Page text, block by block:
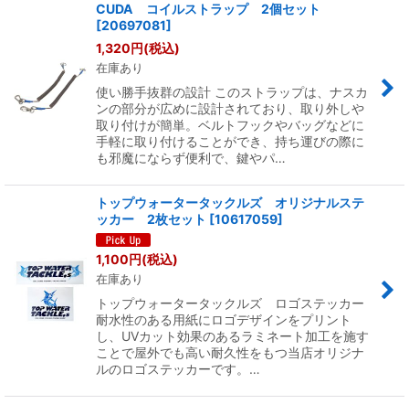
CUDA コイルストラップ 2個セット
[20697081]
1,320円(税込)
在庫あり
使い勝手抜群の設計 このストラップは、ナスカ
ンの部分が広めに設計されており、取り外しや
取り付けが簡単。ベルトフックやバッグなどに
手軽に取り付けることができ、持ち運びの際に
も邪魔にならず便利で、鍵やパ…
トップウォータータックルズ オリジナルステ
ッカー 2枚セット [10617059]
1,100円(税込)
在庫あり
トップウォータータックルズ ロゴステッカー
耐水性のある用紙にロゴデザインをプリント
し、UVカット効果のあるラミネート加工を施す
ことで屋外でも高い耐久性をもつ当店オリジナ
ルのロゴステッカーです。…